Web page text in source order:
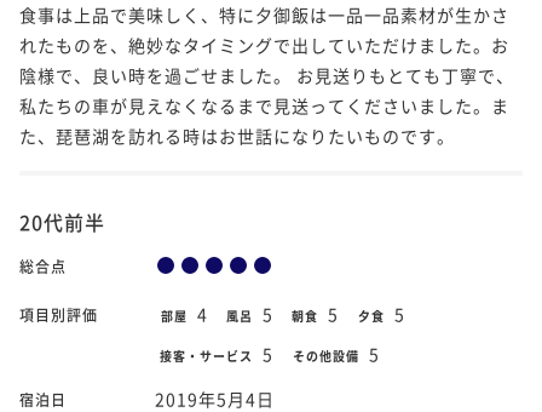
食事は上品で美味しく、特に夕御飯は一品一品素材が生かさ
れたものを、絶妙なタイミングで出していただけました。お
陰様で、良い時を過ごせました。 お見送りもとても丁寧で、
私たちの車が見えなくなるまで見送ってくださいました。ま
た、琵琶湖を訪れる時はお世話になりたいものです。
20代前半
総合点
項目別評価 部屋 4 風呂 5 朝食 5 夕食 5
接客・サービス 5 その他設備 5
宿泊日 2019年5月4日